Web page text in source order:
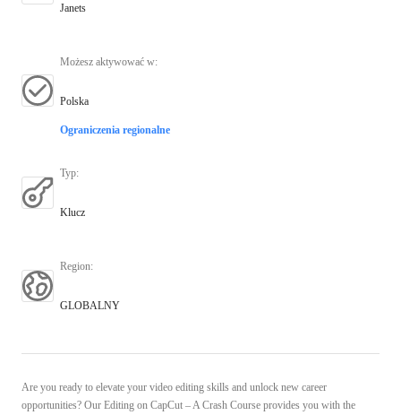
Janets
Możesz aktywować w:
Polska
Ograniczenia regionalne
Typ:
Klucz
Region:
GLOBALNY
Are you ready to elevate your video editing skills and unlock new career
opportunities? Our Editing on CapCut – A Crash Course provides you with the